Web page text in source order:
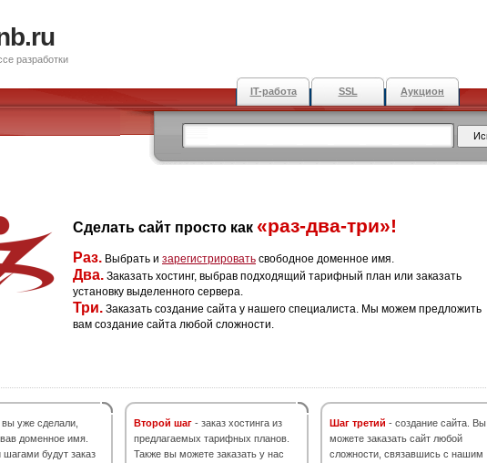
разработки
IT-работа SSL Аукцион
Сделать сайт просто как «раз-два-три»!
Раз. Выбрать и зарегистрировать свободное доменное имя.
Два. Заказать хостинг, выбрав подходящий тарифный план или заказать
установку выделенного сервера.
Три. Заказать создание сайта у нашего специалиста. Мы можем предложить
вам создание сайта любой сложности.
вы уже сделали,
доменное имя.
будут заказ
Второй шаг - заказ хостинга из
предлагаемых тарифных планов.
Также вы можете заказать у нас
Шаг третий - создание сайта. Вы
можете заказать сайт любой
сложности, связавшись с нашим